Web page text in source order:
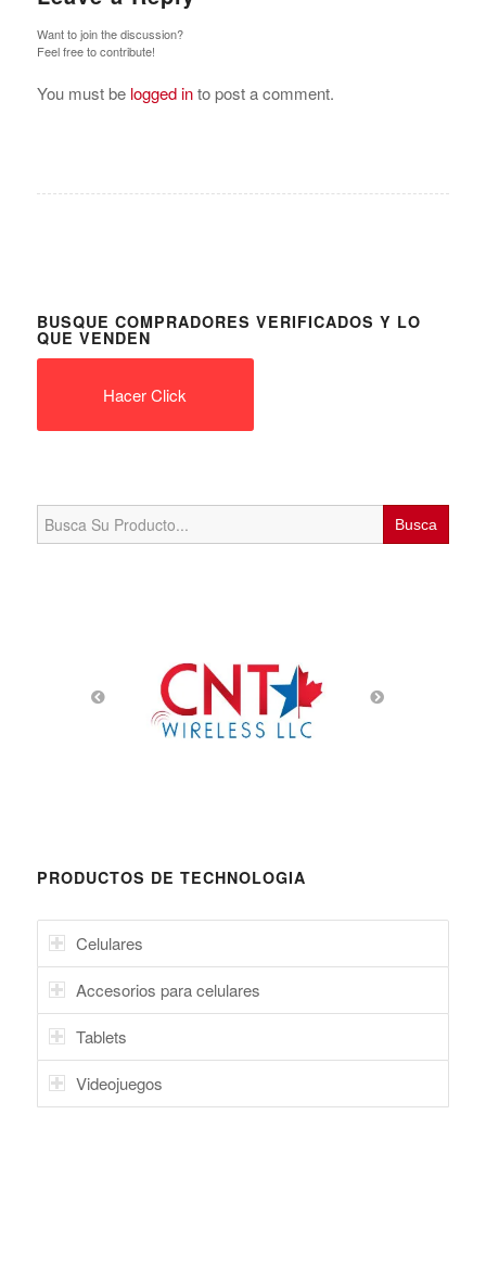
Want to join the discussion?
Feel free to contribute!
You must be logged into post a comment.
BUSQUE COMPRADORES VERIFICADOS Y LO
QUE VENDEN
Hacer Click
Search
for:
PRODUCTOS DE TECHNOLOGIA
Celulares
Accesorios para celulares
Tablets
Videojuegos